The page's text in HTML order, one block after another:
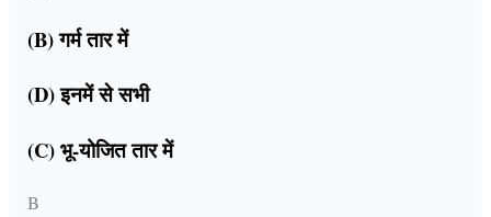
(B) गर्म तार में
(D) इनमें से सभी
(C) भू-योजित तार में
B